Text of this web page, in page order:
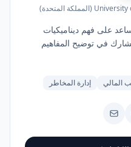
على فهم ديناميكيات
في توضيح المفاهيم
المالي إدارة المخاطر